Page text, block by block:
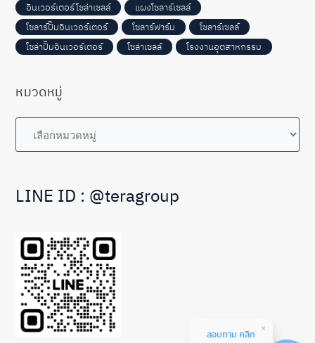
อินเวอร์เตอร์โซล่าเซลล์
แผงโซลาร์เซลล์
โซลาร์ปั๊มอินเวอร์เตอร์
โซลาร์ฟาร์ม
โซลาร์เซลล์
โซล่าปั๊มอินเวอร์เตอร์
โซล่าเซลล์ โรงงานอุตสาหกรรม
หมวดหมู่
หมวด
LINE ID : @teragroup
สอบถาม คลิก